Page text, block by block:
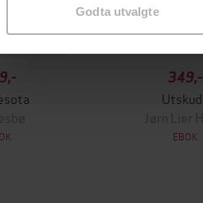
Godta utvalgte
349,-
Jørn Lier
EBOK